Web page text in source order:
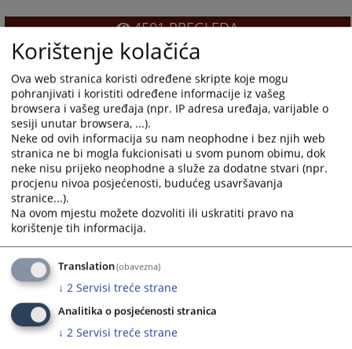
4501PREGLEDA
Prateći dokumenti
Odgovori na često postavljena pitanja
Zahtjev za izdavanje JPK
Uputstvo za pristup sudskim predmetima putem
Interneta
Korištenje kolačića
Ova web stranica koristi određene skripte koje mogu
pohranjivati i koristiti određene informacije iz vašeg
browsera i vašeg uređaja (npr. IP adresa uređaja, varijable o
sesiji unutar browsera, ...).
Neke od ovih informacija su nam neophodne i bez njih web
stranica ne bi mogla fukcionisati u svom punom obimu, dok
neke nisu prijeko neophodne a služe za dodatne stvari (npr.
procjenu nivoa posjećenosti, budućeg usavršavanja
stranice...).
Na ovom mjestu možete dozvoliti ili uskratiti pravo na
korištenje tih informacija.
Translation(obavezna)
↓ 2 Servisi treće strane
Analitika o posjećenosti stranica
↓ 2 Servisi treće strane